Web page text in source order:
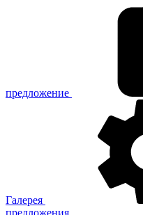
предложение
Галерея
предложения